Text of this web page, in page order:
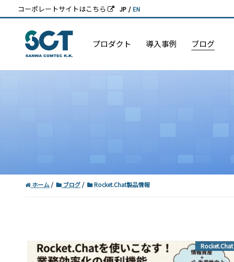
コーポレートサイトはこちら JP / EN
プロダクト 導入事例 ブログ
ホーム ブログ Rocket.Chat製品情報
Rocket.Chat